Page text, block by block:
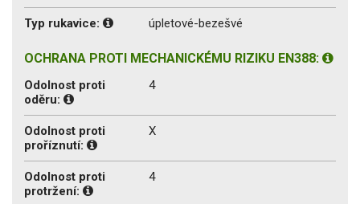
Typ rukavice: úpletové-bezešvé
OCHRANA PROTI MECHANICKÉMU RIZIKU EN388:
Odolnost proti
oděru:
4
Odolnost proti
proříznutí:
X
Odolnost proti
protržení:
4